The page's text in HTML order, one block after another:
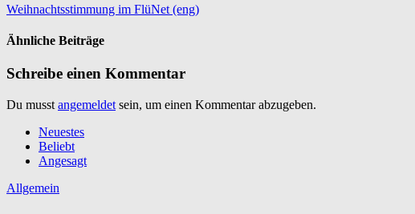
Beitragsnavigation
Weihnachtsstimmung im FlüNet (eng)
Ähnliche Beiträge
Schreibe einen Kommentar
Du musst angemeldet sein, um einen Kommentar abzugeben.
Neuestes
Beliebt
Angesagt
Allgemein